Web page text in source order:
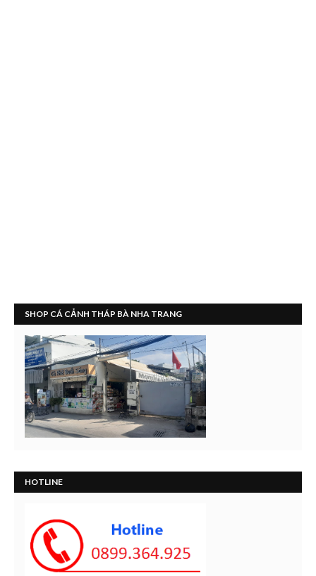
SHOP CÁ CẢNH THÁP BÀ NHA TRANG
HOTLINE